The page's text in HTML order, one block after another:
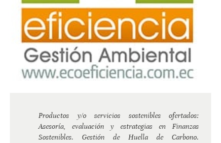
Productos y/o servicios sostenibles ofertados:
Asesoría, evaluación y estrategias en Finanzas
Sostenibles. Gestión de Huella de Carbono.